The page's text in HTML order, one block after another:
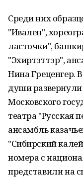
Среди них
"Ивален",
ласточки",
"Эхиртэттэр",
Нина Греценгер.
души
Московского
театра "Русская
ансамбль
"Сибирский
номера с
представили на